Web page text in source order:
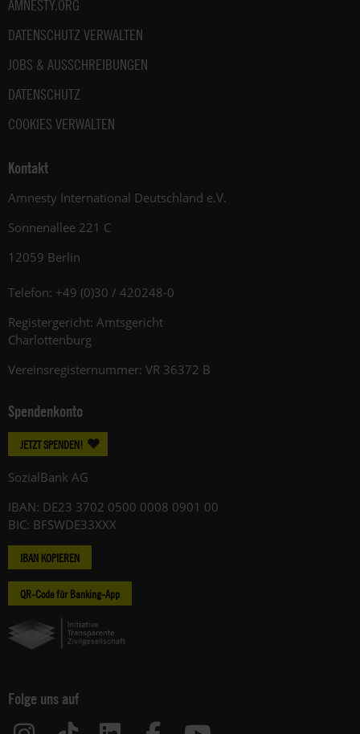
AMNESTY.ORG
DATENSCHUTZ VERWALTEN
JOBS & AUSSCHREIBUNGEN
DATENSCHUTZ
COOKIES VERWALTEN
Kontakt
Amnesty International Deutschland e.V.
Sonnenallee 221 C
12059 Berlin
Telefon: +49 (0)30 / 420248-0
Registergericht: Amtsgericht
Charlottenburg
Vereinsregisternummer: VR 36372 B
Spendenkonto
JETZT SPENDEN!
SozialBank AG
IBAN: DE23 3702 0500 0008 0901 00
BIC: BFSWDE33XXX
IBAN KOPIEREN
QR-Code für Banking-App
Folge uns auf